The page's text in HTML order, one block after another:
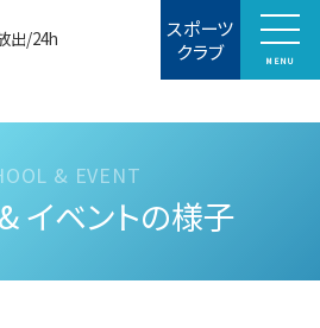
出/24h スポーツ
クラブ MENU
イベントの様子